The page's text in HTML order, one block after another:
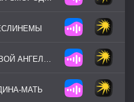
МОНАХ / МОРТ - БОЕВОЙ АНГЕЛ-ХРАНИТЕЛЬ
МАТЬ